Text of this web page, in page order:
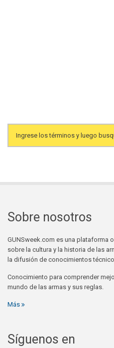
Search form
Sobre nosotros
GUNSweek.com es una plataforma
sobre la cultura y la historia de las
la difusión de conocimientos
Conocimiento para comprender
mundo de las armas y sus reglas.
Más
Síguenos en